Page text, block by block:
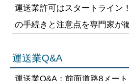
運送業許可はスタートライン
の手続きと注意点を専門家が
運送業Q&A
運送業Q&A：前面道路8メー